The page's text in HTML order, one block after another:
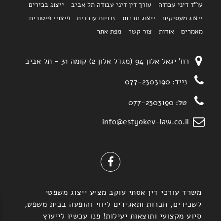
עו"ד דיני עבודה עורך דין דיני עבודה תל אביב
ייצוג בכירים
ייצוג מעסיקים
ייצוג חברות זכויות עובדים
פיצויי פיטורים
מאמרים
אודות צור קשר מפת אתר
רח' יגאל אלון 94 (מגדל אלון 2) קומה 31 - תל אביב
נייד: 077-2303190
טל: 077-2303190
info@estyokev-law.co.il
משרד עורכי דין אסתי עוקב מציע ייצוג משפטי
לשכירים, חברות ותאגידים ליווי והופעה בבית משפט,
סיוע מקצועי ותוצאות יעילות! פנו עכשיו לייעוץ